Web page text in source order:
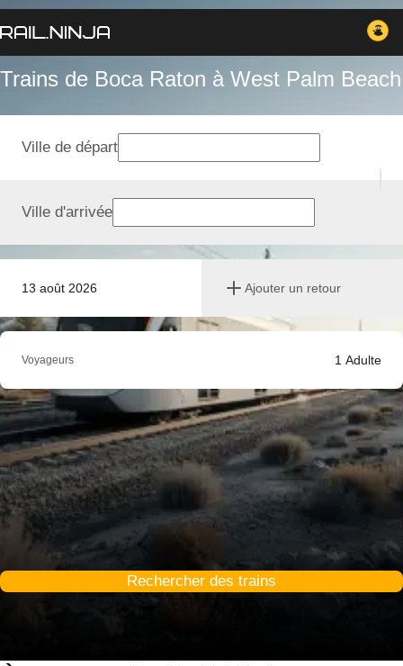
Trains de Boca Raton à West Palm Beach
13 août 2026 Ajouter un retour
Ville de départ
Ville d'arrivée
Voyageurs 1 Adulte
Rechercher des trains